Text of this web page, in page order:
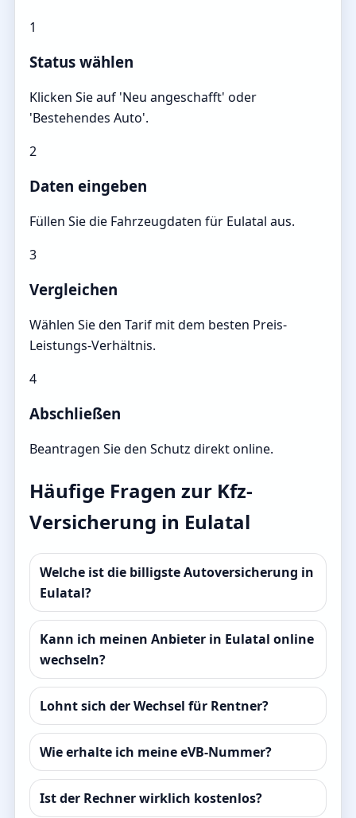
1
Status wählen
Klicken Sie auf 'Neu angeschafft' oder
'Bestehendes Auto'.
2
Daten eingeben
Füllen Sie die Fahrzeugdaten für Eulatal aus.
3
Vergleichen
Wählen Sie den Tarif mit dem besten Preis-
Leistungs-Verhältnis.
4
Abschließen
Beantragen Sie den Schutz direkt online.
Häufige Fragen zur Kfz-
Versicherung in Eulatal
Welche ist die billigste Autoversicherung in
Eulatal?
Kann ich meinen Anbieter in Eulatal online
wechseln?
Lohnt sich der Wechsel für Rentner?
Wie erhalte ich meine eVB-Nummer?
Ist der Rechner wirklich kostenlos?